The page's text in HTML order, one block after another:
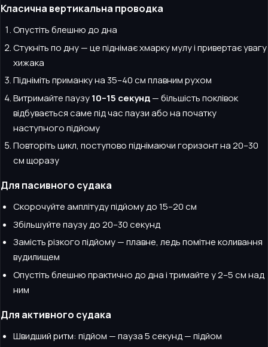
Класична вертикальна проводка
Опустіть блешню до дна
Стукніть по дну — це піднімає хмарку мулу і привертає увагу
хижака
Підніміть приманку на 35–40 см плавним рухом
Витримайте паузу10–15 секунд— більшість поклівок
відбувається саме під час паузи або на початку
наступного підйому
Повторіть цикл, поступово піднімаючи горизонт на 20–30
см щоразу
Для пасивного судака
Скорочуйте амплітуду підйому до 15–20 см
Збільшуйте паузу до 20–30 секунд
Замість різкого підйому — плавне, ледь помітне коливання
вудилищем
Опустіть блешню практично до дна і тримайте у 2–5 см над
ним
Для активного судака
Швидший ритм: підйом — пауза 5 секунд — підйом